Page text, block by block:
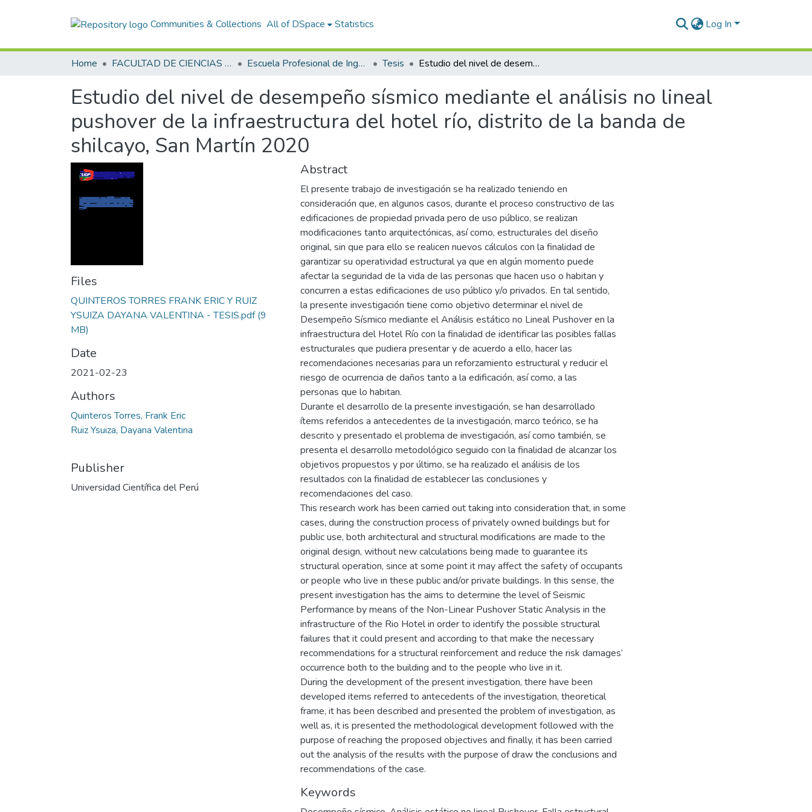
Communities & Collections All of DSpace Statistics Log In
Home FACULTAD DE CIENCIAS E INGENIERÍA Escuela Profesional de Ingeniería Civil Tesis Estudio del nivel de desempeño sísmico mediante el análisis no lineal pushover de la infraestructura del hotel río, distrito de la banda de shilcayo, San Martín 2020
Estudio del nivel de desempeño sísmico mediante el análisis no lineal
pushover de la infraestructura del hotel río, distrito de la banda de
shilcayo, San Martín 2020
Files
QUINTEROS TORRES FRANK ERIC Y RUIZ
YSUIZA DAYANA VALENTINA - TESIS.pdf(9
MB)
Date
2021-02-23
Authors
Quinteros Torres, Frank Eric
Ruiz Ysuiza, Dayana Valentina
Publisher
Universidad Científica del Perú
Abstract
El presente trabajo de investigación se ha realizado teniendo en
consideración que, en algunos casos, durante el proceso constructivo de las
edificaciones de propiedad privada pero de uso público, se realizan
modificaciones tanto arquitectónicas, así como, estructurales del diseño
original, sin que para ello se realicen nuevos cálculos con la finalidad de
garantizar su operatividad estructural ya que en algún momento puede
afectar la seguridad de la vida de las personas que hacen uso o habitan y
concurren a estas edificaciones de uso público y/o privados. En tal sentido,
la presente investigación tiene como objetivo determinar el nivel de
Desempeño Sísmico mediante el Análisis estático no Lineal Pushover en la
infraestructura del Hotel Río con la finalidad de identificar las posibles fallas
estructurales que pudiera presentar y de acuerdo a ello, hacer las
recomendaciones necesarias para un reforzamiento estructural y reducir el
riesgo de ocurrencia de daños tanto a la edificación, así como, a las
personas que lo habitan.
Durante el desarrollo de la presente investigación, se han desarrollado
ítems referidos a antecedentes de la investigación, marco teórico, se ha
descrito y presentado el problema de investigación, así como también, se
presenta el desarrollo metodológico seguido con la finalidad de alcanzar los
objetivos propuestos y por último, se ha realizado el análisis de los
resultados con la finalidad de establecer las conclusiones y
recomendaciones del caso.
This research work has been carried out taking into consideration that, in some
cases, during the construction process of privately owned buildings but for
public use, both architectural and structural modifications are made to the
original design, without new calculations being made to guarantee its
structural operation, since at some point it may affect the safety of occupants
or people who live in these public and/or private buildings. In this sense, the
present investigation has the aims to determine the level of Seismic
Performance by means of the Non-Linear Pushover Static Analysis in the
infrastructure of the Rio Hotel in order to identify the possible structural
failures that it could present and according to that make the necessary
recommendations for a structural reinforcement and reduce the risk damages’
occurrence both to the building and to the people who live in it.
During the development of the present investigation, there have been
developed items referred to antecedents of the investigation, theoretical
frame, it has been described and presented the problem of investigation, as
well as, it is presented the methodological development followed with the
purpose of reaching the proposed objectives and finally, it has been carried
out the analysis of the results with the purpose of draw the conclusions and
recommendations of the case.
Keywords